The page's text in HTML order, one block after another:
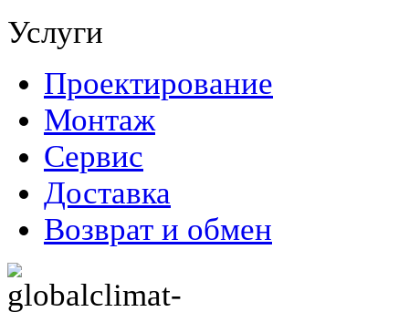
Услуги
Проектирование
Монтаж
Сервис
Доставка
Возврат и обмен